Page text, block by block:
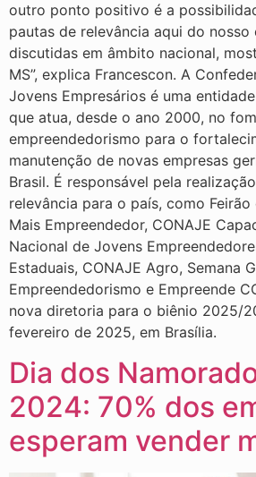
outro ponto positivo é a
pautas de relevância aqui do nosso
discutidas em âmbito nacional,
MS”, explica Francescon. A
Jovens Empresários é uma
que atua, desde o ano 2000, no
empreendedorismo para o
manutenção de novas empresas
Brasil. É responsável pela
relevância para o país, como
Mais Empreendedor, CONAJE
Nacional de Jovens
Estaduais, CONAJE Agro, Semana
Empreendedorismo e Empreende
nova diretoria para o biênio 2025/
fevereiro de 2025, em Brasília.
Dia dos
2024: 70% dos
esperam vender